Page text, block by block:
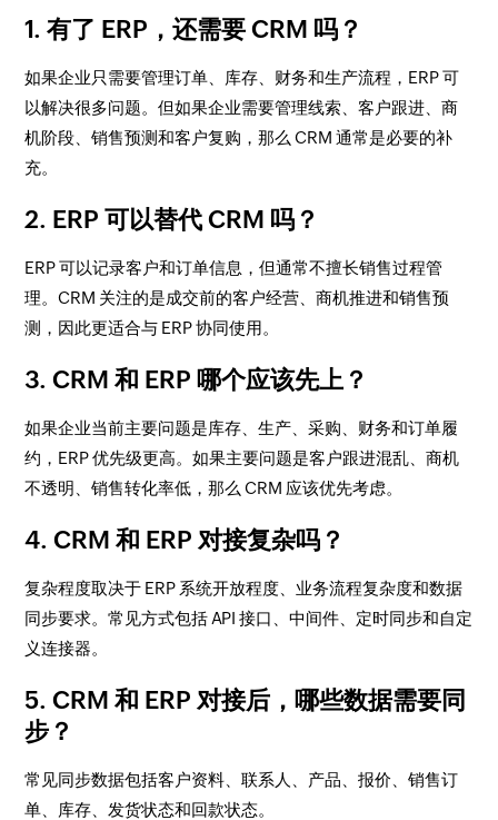
1. 有了 ERP，还需要 CRM 吗？
如果企业只需要管理订单、库存、财务和生产流程，ERP 可
以解决很多问题。但如果企业需要管理线索、客户跟进、商
机阶段、销售预测和客户复购，那么 CRM 通常是必要的补
充。
2. ERP 可以替代 CRM 吗？
ERP 可以记录客户和订单信息，但通常不擅长销售过程管
理。CRM 关注的是成交前的客户经营、商机推进和销售预
测，因此更适合与 ERP 协同使用。
3. CRM 和 ERP 哪个应该先上？
如果企业当前主要问题是库存、生产、采购、财务和订单履
约，ERP 优先级更高。如果主要问题是客户跟进混乱、商机
不透明、销售转化率低，那么 CRM 应该优先考虑。
4. CRM 和 ERP 对接复杂吗？
复杂程度取决于 ERP 系统开放程度、业务流程复杂度和数据
同步要求。常见方式包括 API 接口、中间件、定时同步和自定
义连接器。
5. CRM 和 ERP 对接后，哪些数据需要同
步？
常见同步数据包括客户资料、联系人、产品、报价、销售订
单、库存、发货状态和回款状态。